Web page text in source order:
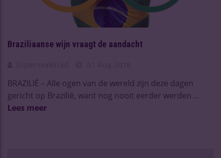
Braziliaanse wijn vraagt de aandacht
BRAZILIË – Alle ogen van de wereld zijn deze dagen
gericht op Brazilië, want nog nooit eerder werden ...
Lees meer